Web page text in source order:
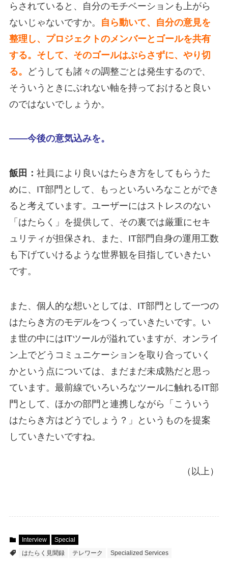
らされていると、自分のモチベーションも上がら
ないじゃないですか。
自ら動いて、自分の意見を
整理し、プロジェクトのメンバーとゴールを共有
する。そして、そのゴールはぶらさずに、やり切
る。
どうしても諸々の調整ごとは発生するので、
そういうときにぶれない軸を持っておけると良い
のではないでしょうか。
――今後の意気込みを。
飯田： 社員により良いはたらき方をしてもらうた
めに、IT部門として、もっといろいろなことができ
ると考えています。ユーザーにはストレスのない
「はたらく」を提供して、その裏では厳重にセキ
ュリティが担保され、また、IT部門自身の運用工数
も下げていけるような世界観を目指していきたい
です。
また、個人的な想いとしては、IT部門として一つの
はたらき方のモデルをつくっていきたいです。い
ま世の中にはITツールが溢れていますが、オンライ
ン上でどうコミュニケーションを取り合っていく
かという点については、まだまだ未成熟だと思っ
ています。最前線でいろいろなツールに触れるIT部
門として、ほかの部門と連携しながら「こういう
はたらき方はどうでしょう？」というものを提案
していきたいですね。
（以上）
Interview
Special
はたらく見聞録
テレワーク Specialized Services